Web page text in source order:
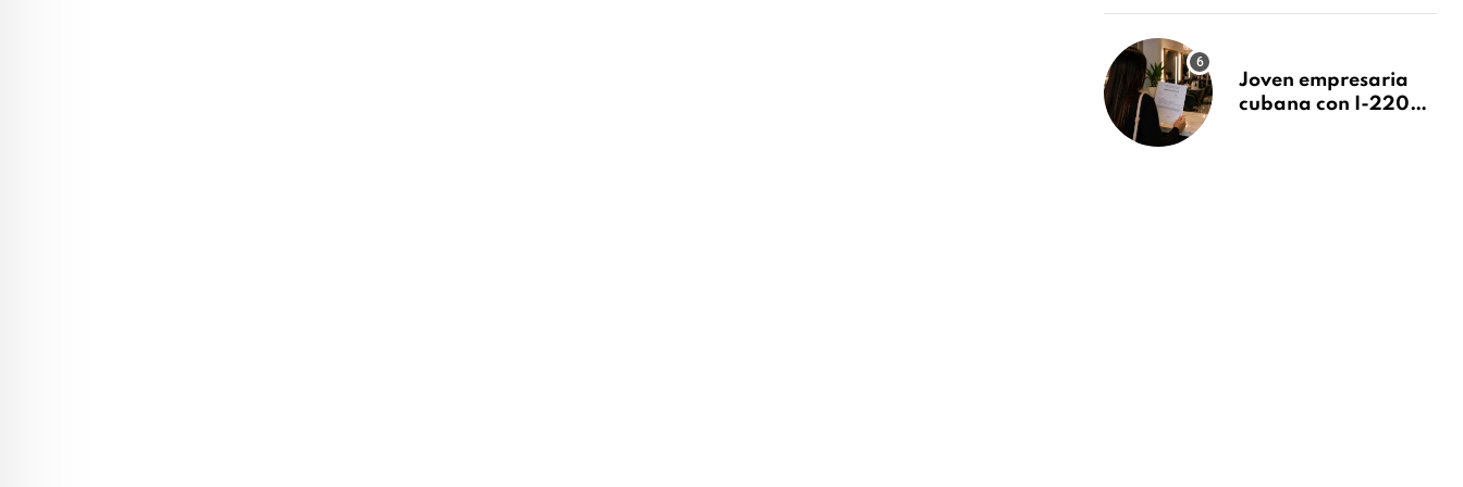
después de 15 años
Joven empresaria
cubana con I-220A